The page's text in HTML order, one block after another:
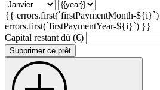
{{ errors.first(`firstPaymentMonth-
errors.first(`firstPaymentYear-${i}`) }}
Capital restant dû (€)
Supprimer ce prêt